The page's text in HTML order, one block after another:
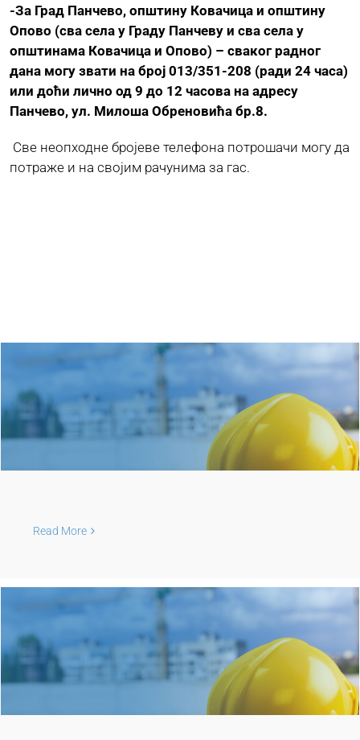
-За Град Панчево, општину Ковачица и општину
Опово (сва села у Граду Панчеву и сва села у
општинама Ковачица и Опово) – сваког радног
дана могу звати на број 013/351-208 (ради 24 часа)
или доћи лично од 9 до 12 часова на адресу
Панчево, ул. Милоша Обреновића бр.8.
Све неопходне бројеве телефона потрошачи могу да
потраже и на својим рачунима за гас.
Read More